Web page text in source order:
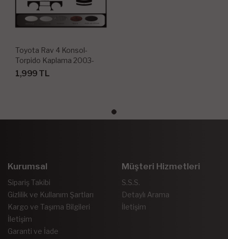
Toyota Rav 4 Konsol-
Torpido Kaplama 2003-
2004 4 Parça
1,999 TL
Kurumsal
Sipariş Takibi
Gizlilik ve Kullanım Şartları
Kargo ve Taşıma Bilgileri
İletişim
Garanti ve İade
Müşteri Hizmetleri
S.S.S.
Detaylı Arama
İletişim